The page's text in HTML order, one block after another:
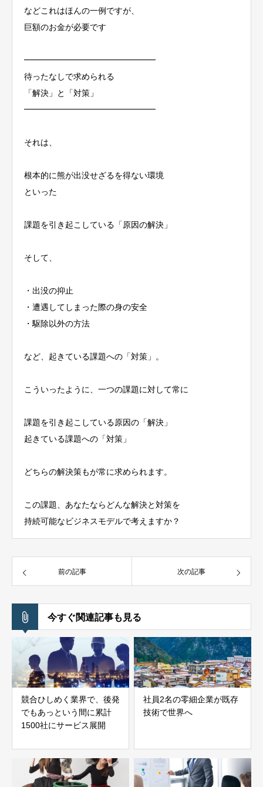
などこれはほんの一例ですが、
巨額のお金が必要です
━━━━━━━━━━━━━━━━
待ったなしで求められる
「解決」と「対策」
━━━━━━━━━━━━━━━━
それは、
根本的に熊が出没せざるを得ない環境
といった
課題を引き起こしている「原因の解決」
そして、
・出没の抑止
・遭遇してしまった際の身の安全
・駆除以外の方法
など、起きている課題への「対策」。
こういったように、一つの課題に対して常に
課題を引き起こしている原因の「解決」
起きている課題への「対策」
どちらの解決策もが常に求められます。
この課題、あなたならどんな解決と対策を
持続可能なビジネスモデルで考えますか？
前の記事 次の記事
今すぐ関連記事も見る
競合ひしめく業界で、後発
でもあっという間に累計
1500社にサービス展開
社員2名の零細企業が既存
技術で世界へ